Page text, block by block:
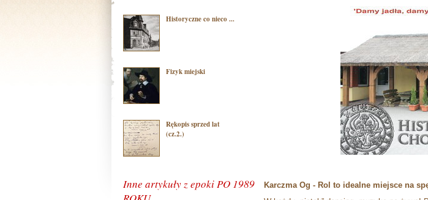
Historyczne co nieco ...
Fizyk miejski
Rękopis sprzed lat
(cz.2.)
Inne artykuły z epoki PO 1989
Karczma Og - Rol to idealne miejsce na